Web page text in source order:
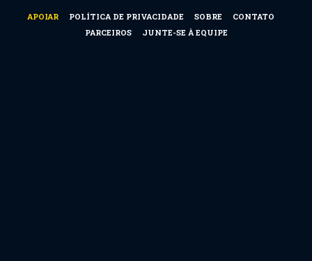
APOIAR POLÍTICA DE PRIVACIDADE SOBRE
CONTATO
PARCEIROS
JUNTE-SE À EQUIPE